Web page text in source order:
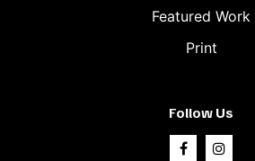
Featured Work
Print
Follow Us